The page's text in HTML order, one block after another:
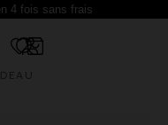
4 fois sans frais